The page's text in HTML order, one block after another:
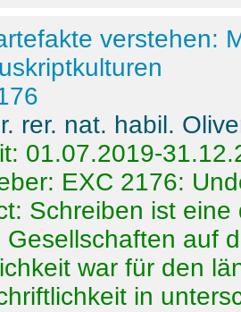
verstehen:
rer. nat. habil.
01.07.2019-
EXC 2176:
Schreiben ist
Gesellschaften auf
war für den
in